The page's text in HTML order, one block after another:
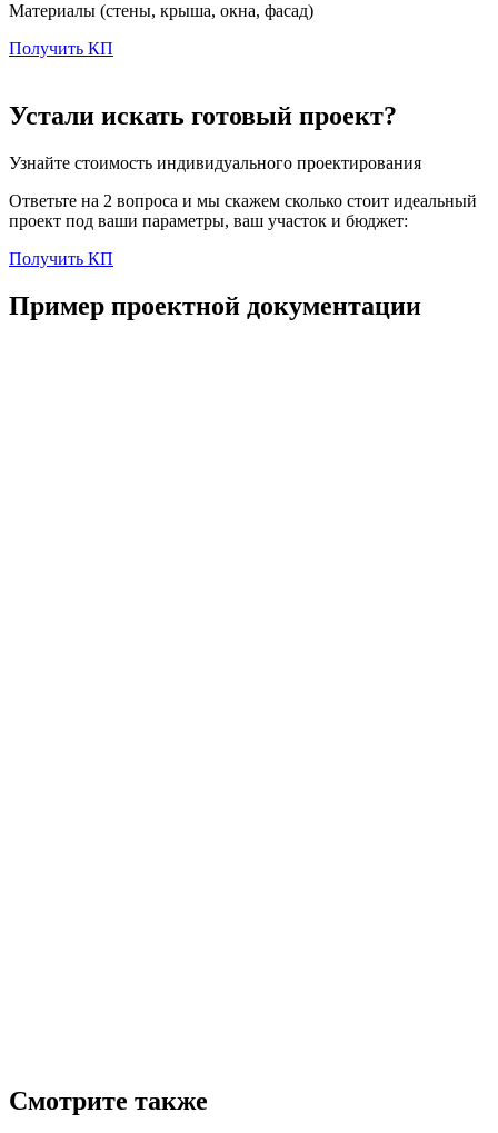
Материалы (стены, крыша, окна, фасад)
Получить КП
Устали искать готовый проект?
Узнайте стоимость индивидуального проектирования
Ответьте на 2 вопроса и мы скажем сколько стоит идеальный
проект под ваши параметры, ваш участок и бюджет:
Получить КП
Пример проектной документации
Смотрите также